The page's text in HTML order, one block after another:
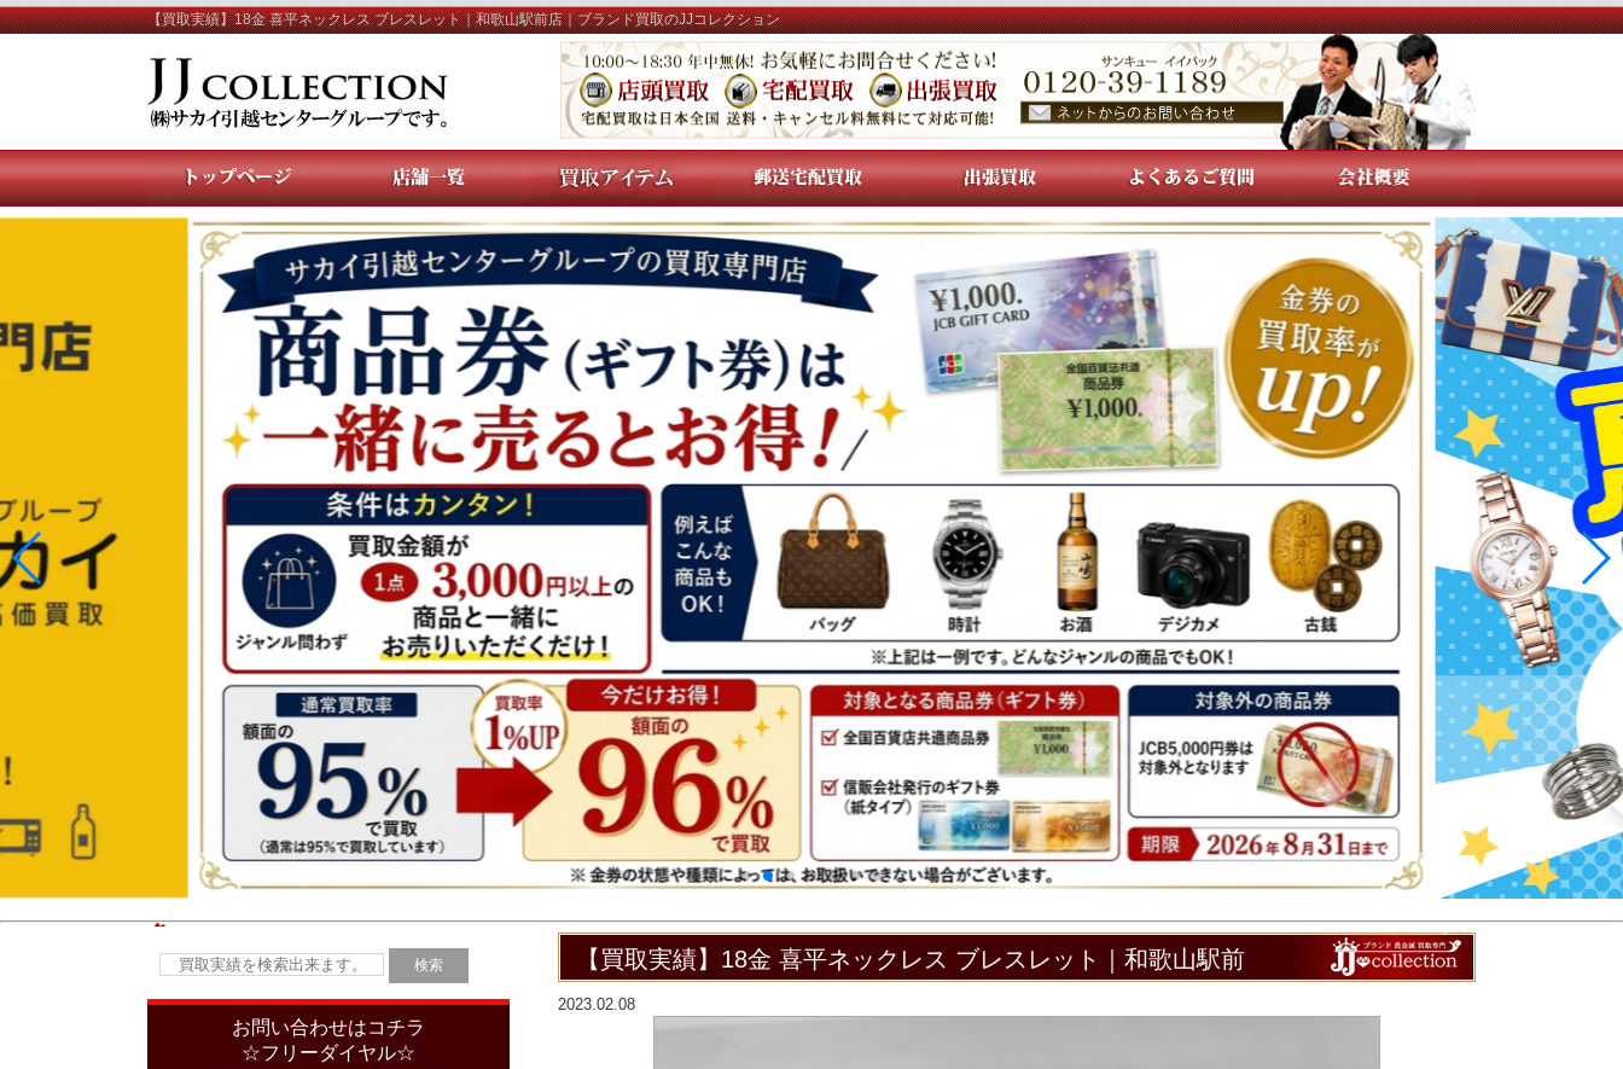
【買取実績】18金 喜平ネックレス ブレスレット｜和歌山駅前店｜ブランド買取のJJコレクション
お問い合わせはコチラ
☆フリーダイヤル☆
【買取実績】18金 喜平ネックレス ブレスレット｜和歌山駅前
2023.02.08